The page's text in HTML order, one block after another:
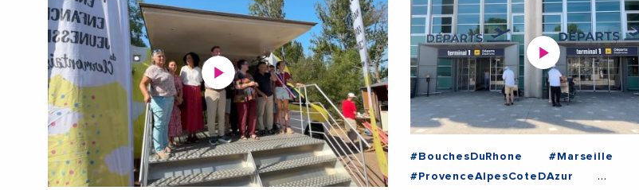
#BouchesDuRhone
#Marseille
#ProvenceAlpesCoteDAzur